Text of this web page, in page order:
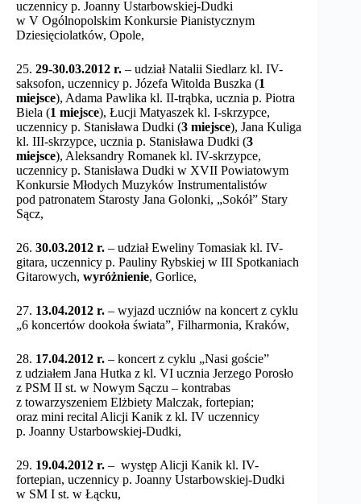
uczennicy p. Joanny Ustarbowskiej-Dudki
w V Ogólnopolskim Konkursie Pianistycznym
Dziesięciolatków, Opole,
25. 29-30.03.2012 r. – udział Natalii Siedlarz kl. IV-
saksofon, uczennicy p. Józefa Witolda Buszka (1
miejsce), Adama Pawlika kl. II-trąbka, ucznia p. Piotra
Biela (1 miejsce), Łucji Matyaszek kl. I-skrzypce,
uczennicy p. Stanisława Dudki (3 miejsce), Jana Kuliga
kl. III-skrzypce, ucznia p. Stanisława Dudki (3
miejsce), Aleksandry Romanek kl. IV-skrzypce,
uczennicy p. Stanisława Dudki w XVII Powiatowym
Konkursie Młodych Muzyków Instrumentalistów
pod patronatem Starosty Jana Golonki, „Sokół” Stary
Sącz,
26. 30.03.2012 r. – udział Eweliny Tomasiak kl. IV-
gitara, uczennicy p. Pauliny Rybskiej w III Spotkaniach
Gitarowych, wyróżnienie, Gorlice,
27. 13.04.2012 r. – wyjazd uczniów na koncert z cyklu
„6 koncertów dookoła świata”, Filharmonia, Kraków,
28. 17.04.2012 r. – koncert z cyklu „Nasi goście”
z udziałem Jana Hutka z kl. VI ucznia Jerzego Porosło
z PSM II st. w Nowym Sączu – kontrabas
z towarzyszeniem Elżbiety Malczak, fortepian;
oraz mini recital Alicji Kanik z kl. IV uczennicy
p. Joanny Ustarbowskiej-Dudki,
29. 19.04.2012 r. – występ Alicji Kanik kl. IV-
fortepian, uczennicy p. Joanny Ustarbowskiej-Dudki
w SM I st. w Łącku,